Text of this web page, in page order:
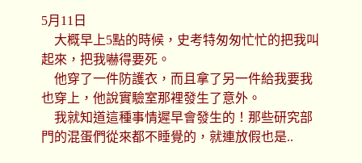
5月11日
大概早上5點的時候，史考特匆匆忙忙的把我叫
起來，把我嚇得要死。
他穿了一件防護衣，而且拿了另一件給我要我
也穿上，他說實驗室那裡發生了意外。
我就知道這種事情遲早會發生的！那些研究部
門的混蛋們從來都不睡覺的，就連放假也是..